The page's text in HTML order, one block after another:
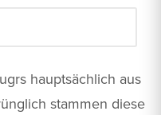
hauptsächlich aus
stammen diese